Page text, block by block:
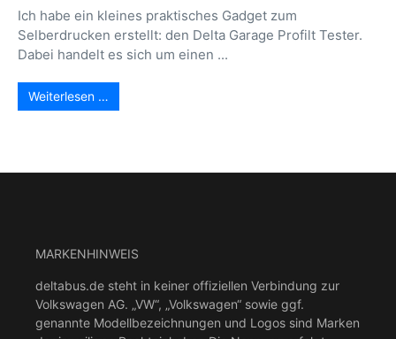
Ich habe ein kleines praktisches Gadget zum
Selberdrucken erstellt: den Delta Garage Profilt Tester.
Dabei handelt es sich um einen ...
Weiterlesen …
MARKENHINWEIS
deltabus.de steht in keiner offiziellen Verbindung zur
Volkswagen AG. „VW“, „Volkswagen“ sowie ggf.
genannte Modellbezeichnungen und Logos sind Marken